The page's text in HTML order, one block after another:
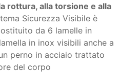
rottura, alla torsione e alla
Sicurezza Visibile è
da 6 lamelle in
in inox visibili anche a
perno in acciaio trattato
del corpo